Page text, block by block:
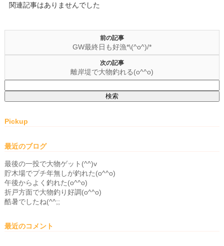
関連記事はありませんでした
前の記事
GW最終日も好漁*\(^o^)/*
次の記事
離岸堤で大物釣れる(o^^o)
索:
Pickup
最近のブログ
最後の一投で大物ゲット(^^)v
貯木場でプチ年無しが釣れた(o^^o)
午後からよく釣れた(o^^o)
折戸方面で大物釣り好調(o^^o)
酷暑でしたね(^^;;
最近のコメント